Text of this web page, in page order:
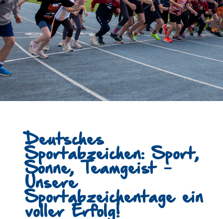
Deutsches
Sportabzeichen: Sport,
Sonne, Teamgeist –
Unsere
Sportabzeichentage ein
voller Erfolg!